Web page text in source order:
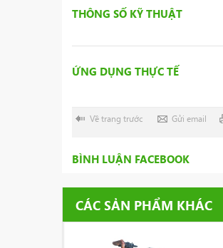
THÔNG SỐ KỸ THUẬT
ỨNG DỤNG THỰC TẾ
Về trang trước Gửi email
BÌNH LUẬN FACEBOOK
CÁC SẢN PHẨM KHÁC